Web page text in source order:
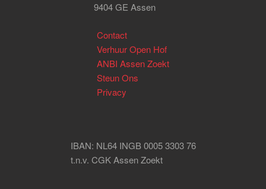
9404 GE Assen
Contact
Verhuur Open Hof
ANBI Assen Zoekt
Steun Ons
Privacy
IBAN: NL64 INGB 0005 3303 76
t.n.v. CGK Assen Zoekt